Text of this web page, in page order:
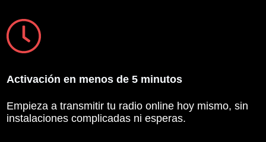
Activación en menos de 5 minutos
Empieza a transmitir tu radio online hoy mismo, sin
instalaciones complicadas ni esperas.